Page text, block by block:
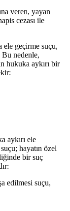
veren, yayan
cezası ile
ele geçirme suçu,
nedenle,
hukuka aykırı bir
aykırı ele
hayatın özel
bir suç
edilmesi suçu,